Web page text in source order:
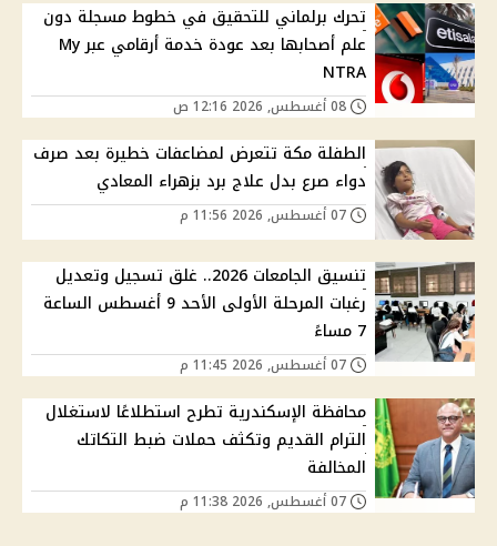
تحرك برلماني للتحقيق في خطوط مسجلة دون
علم أصحابها بعد عودة خدمة أرقامي عبر My
NTRA
الطفلة مكة تتعرض لمضاعفات خطيرة بعد صرف
دواء صرع بدل علاج برد بزهراء المعادي
تنسيق الجامعات 2026.. غلق تسجيل وتعديل
رغبات المرحلة الأولى الأحد 9 أغسطس الساعة
7 مساءً
محافظة الإسكندرية تطرح استطلاعًا لاستغلال
الترام القديم وتكثف حملات ضبط التكاتك
المخالفة